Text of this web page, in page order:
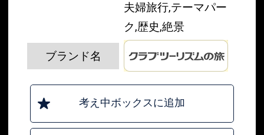
夫婦旅行,テーマパー
ク,歴史,絶景
ブランド名
考え中ボックスに追加